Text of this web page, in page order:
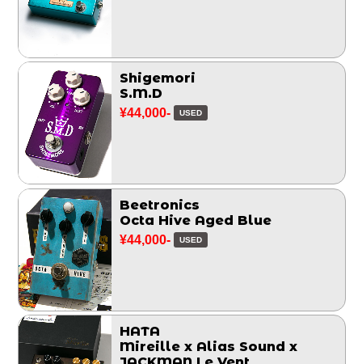
Shigemori
S.M.D
¥44,000- USED
Beetronics
Octa Hive Aged Blue
¥44,000- USED
HATA
Mireille x Alias Sound x